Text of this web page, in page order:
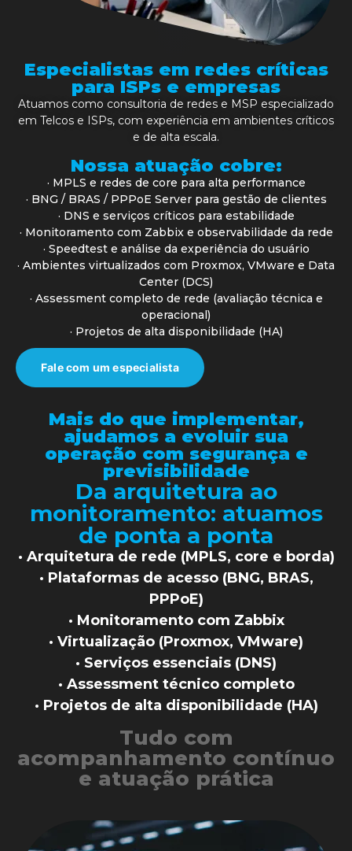
Especialistas em redes críticas
para ISPs e empresas
Atuamos como consultoria de redes e MSP especializado
em Telcos e ISPs, com experiência em ambientes críticos
e de alta escala.
Nossa atuação cobre:
· MPLS e redes de core para alta performance
· BNG / BRAS / PPPoE Server para gestão de clientes
· DNS e serviços críticos para estabilidade
· Monitoramento com Zabbix e observabilidade da rede
· Speedtest e análise da experiência do usuário
· Ambientes virtualizados com Proxmox, VMware e Data
Center (DCS)
· Assessment completo de rede (avaliação técnica e
operacional)
· Projetos de alta disponibilidade (HA)
Fale com um especialista
Mais do que implementar,
ajudamos a evoluir sua
operação com segurança e
previsibilidade
Da arquitetura ao
monitoramento: atuamos
de ponta a ponta
· Arquitetura de rede (MPLS, core e borda)
· Plataformas de acesso (BNG, BRAS,
PPPoE)
· Monitoramento com Zabbix
· Virtualização (Proxmox, VMware)
· Serviços essenciais (DNS)
· Assessment técnico completo
· Projetos de alta disponibilidade (HA)
Tudo com
acompanhamento contínuo
e atuação prática